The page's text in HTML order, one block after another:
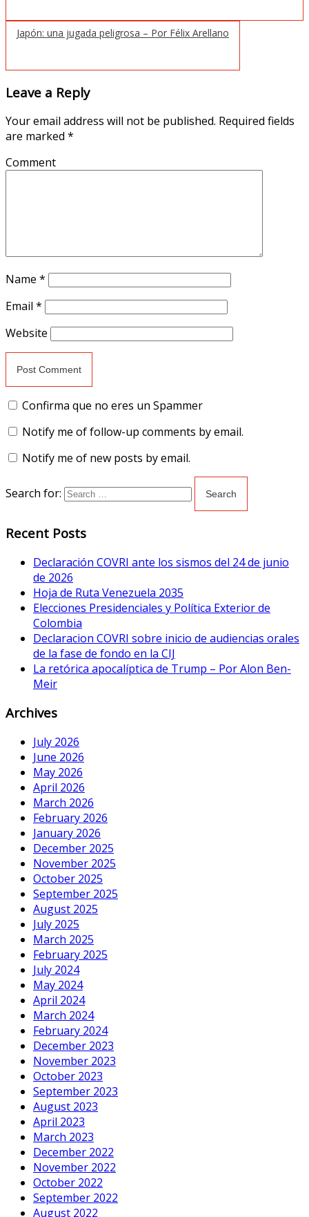
Japón: una jugada peligrosa – Por Félix Arellano
Leave a Reply
Your email address will not be published. Required fields
are marked *
Comment
Name *
Email *
Website
Confirma que no eres un Spammer
Notify me of follow-up comments by email.
Notify me of new posts by email.
Search for:
Recent Posts
Declaración COVRI ante los sismos del 24 de junio
de 2026
Hoja de Ruta Venezuela 2035
Elecciones Presidenciales y Política Exterior de
Colombia
Declaracion COVRI sobre inicio de audiencias orales
de la fase de fondo en la CIJ
La retórica apocalíptica de Trump – Por Alon Ben-
Meir
Archives
July 2026
June 2026
May 2026
April 2026
March 2026
February 2026
January 2026
December 2025
November 2025
October 2025
September 2025
August 2025
July 2025
March 2025
February 2025
July 2024
May 2024
April 2024
March 2024
February 2024
December 2023
November 2023
October 2023
September 2023
August 2023
April 2023
March 2023
December 2022
November 2022
October 2022
September 2022
August 2022